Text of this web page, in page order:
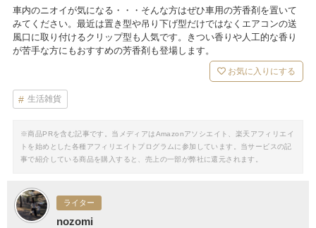
車内のニオイが気になる・・・そんな方はぜひ車用の芳香剤を置いて
みてください。最近は置き型や吊り下げ型だけではなくエアコンの送
風口に取り付けるクリップ型も人気です。きつい香りや人工的な香り
が苦手な方にもおすすめの芳香剤も登場します。
お気に入りにする
生活雑貨
※商品PRを含む記事です。当メディアはAmazonアソシエイト、楽天アフィリエイ
トを始めとした各種アフィリエイトプログラムに参加しています。当サービスの記
事で紹介している商品を購入すると、売上の一部が弊社に還元されます。
ライター
nozomi